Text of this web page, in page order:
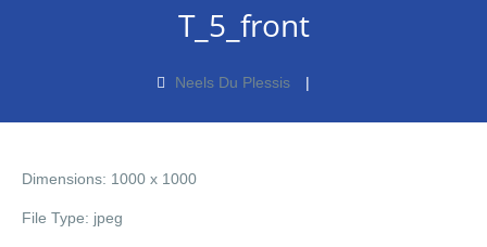
T_5_front
Neels Du Plessis
Dimensions: 1000 x 1000
File Type: jpeg